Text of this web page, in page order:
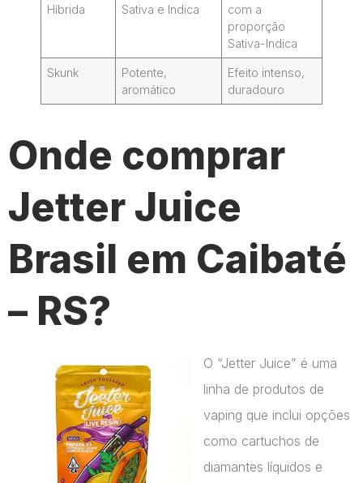
Híbrida
Sativa e Indica
com a
proporção
Sativa-Indica
Skunk
Potente,
aromático
Efeito intenso,
duradouro
Onde comprar
Jetter Juice
Brasil em Caibaté
– RS?
O “Jetter Juice” é uma
linha de produtos de
vaping que inclui opções
como cartuchos de
diamantes líquidos e